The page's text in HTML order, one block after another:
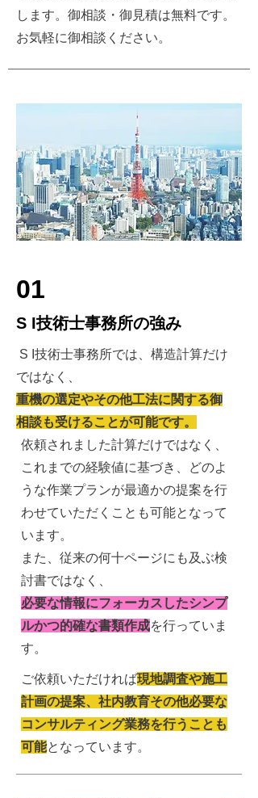
します。御相談・御見積は無料です。
お気軽に御相談ください。
01
S I技術士事務所の強み
S I技術士事務所では、構造計算だけ
ではなく、
重機の選定やその他工法に関する御
相談も受けることが可能です。
依頼されました計算だけではなく、
これまでの経験値に基づき、どのよ
うな作業プランが最適かの提案を行
わせていただくことも可能となって
います。
また、従来の何十ページにも及ぶ検
討書ではなく、
必要な情報にフォーカスしたシンプ
ルかつ的確な書類作成を行っていま
す。
ご依頼いただければ現地調査や施工
計画の提案、社内教育その他必要な
コンサルティング業務を行うことも
可能となっています。